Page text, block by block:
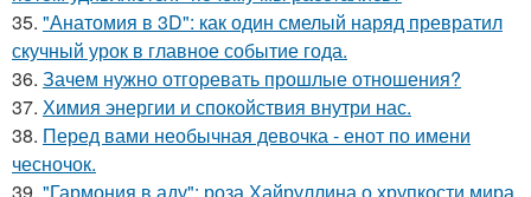
35. "Анатомия в 3D": как один смелый наряд превратил
скучный урок в главное событие года.
36. Зачем нужно отгоревать прошлые отношения?
37. Химия энергии и спокойствия внутри нас.
38. Перед вами необычная девочка - енот по имени
чесночок.
39. "Гармония в аду": роза Хайруллина о хрупкости мира